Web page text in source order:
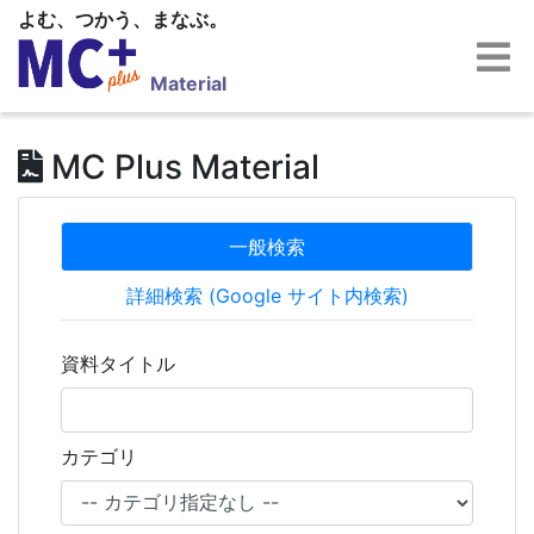
よむ、つかう、まなぶ。
Material
MC Plus Material
一般検索
詳細検索 (Google サイト内検索)
資料タイトル
カテゴリ